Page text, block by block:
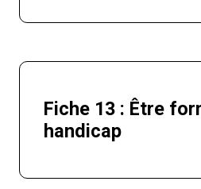
Fiche 13 : Être
handicap